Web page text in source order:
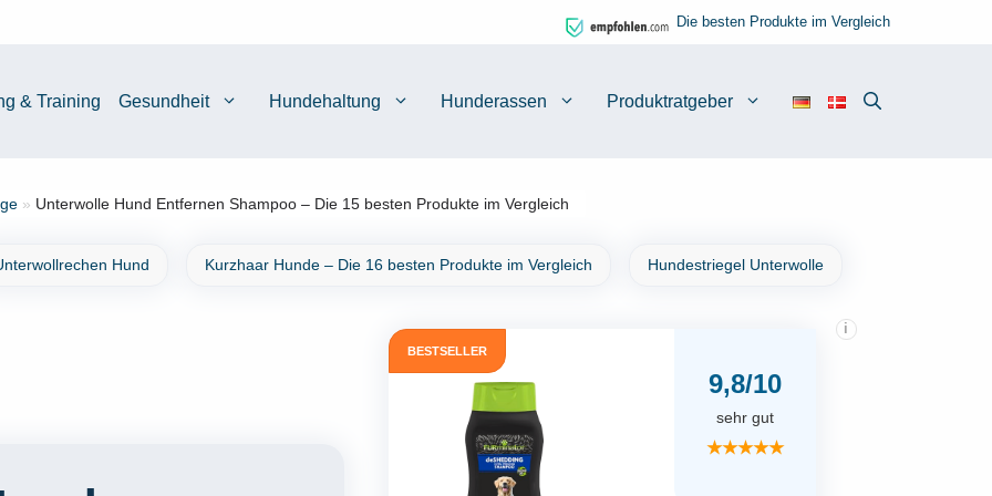
Die besten Produkte im Vergleich
& Training Gesundheit Hundehaltung Hunderassen Produktratgeber
» Unterwolle Hund Entfernen Shampoo – Die 15 besten Produkte im Vergleich
Hund Kurzhaar Hunde – Die 16 besten Produkte im Vergleich Hundestriegel Unterwolle
BESTSELLER
9,8/10
i
sehr gut
★★★★★